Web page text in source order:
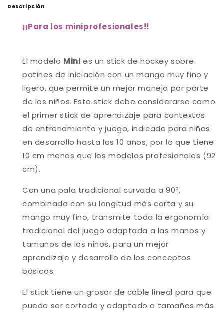
Descripción
¡¡Para los miniprofesionales!!
El modelo Mini es un stick de hockey sobre
patines de iniciación con un mango muy fino y
ligero, que permite un mejor manejo por parte
de los niños. Este stick debe considerarse como
el primer stick de aprendizaje para contextos
de entrenamiento y juego, indicado para niños
en desarrollo hasta los 10 años, por lo que tiene
10 cm menos que los modelos profesionales (92
cm).
Con una pala tradicional curvada a 90º,
combinada con su longitud más corta y su
mango muy fino, transmite toda la ergonomía
tradicional del juego adaptada a las manos y
tamaños de los niños, para un mejor
aprendizaje y desarrollo de los conceptos
básicos.
El stick tiene un grosor de cable lineal para que
pueda ser cortado y adaptado a tamaños más